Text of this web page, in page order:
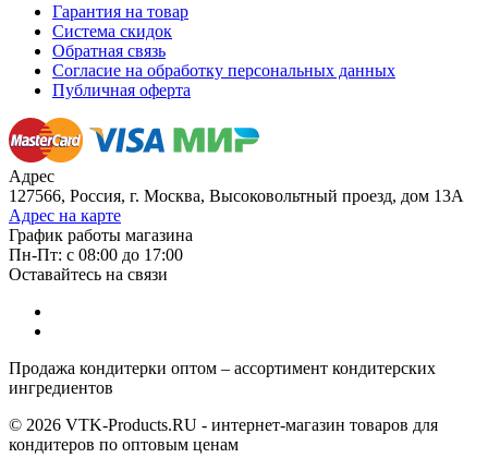
Гарантия на товар
Система скидок
Обратная связь
Согласие на обработку персональных данных
Публичная оферта
Адрес
127566, Россия, г. Москва, Высоковольтный проезд, дом 13А
Адрес на карте
График работы магазина
Пн-Пт: с 08:00 до 17:00
Оставайтесь на связи
Продажа кондитерки оптом – ассортимент кондитерских
ингредиентов
© 2026 VTK-Products.RU - интернет-магазин товаров для
кондитеров по оптовым ценам